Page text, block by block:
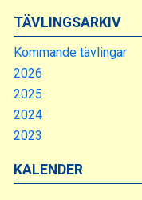
TÄVLINGSARKIV
Kommande tävlingar
2026
2025
2024
2023
KALENDER